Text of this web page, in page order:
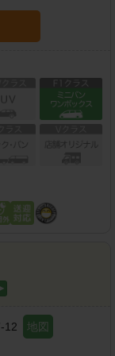
12 地図